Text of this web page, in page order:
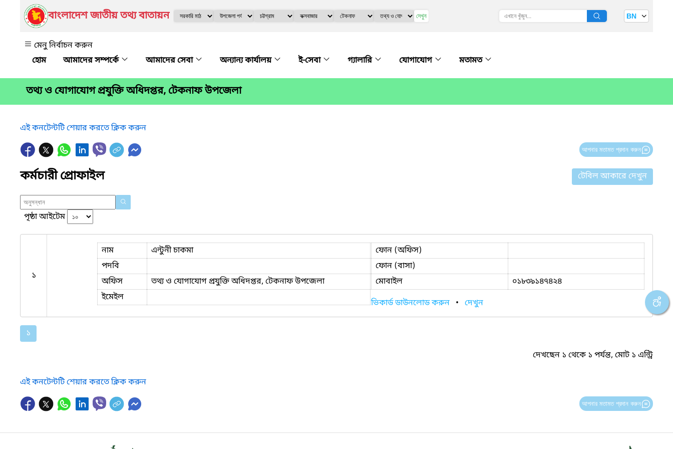
বাংলাদেশ জাতীয় তথ্য বাতায়ন দেখুন BN
মেনু নির্বাচন করুন
আমাদের সম্পর্কে
আমাদের সেবা অন্যান্য কার্যালয় ই-সেবা গ্যালারি যোগাযোগ মতামত
তথ্য ও যোগাযোগ প্রযুক্তি অধিদপ্তর, টেকনাফ উপজেলা
এই কনটেন্টটি শেয়ার করতে ক্লিক করুন
আপনার মতামত প্রদান করুন
কর্মচারী প্রোফাইল টেবিল আকারে দেখুন
পৃষ্ঠা আইটেম
১
নাম
এন্টুনী চাকমা
পদবি
অফিস
তথ্য ও যোগাযোগ প্রযুক্তি অধিদপ্তর, টেকনাফ উপজেলা
ইমেইল
ফোন (অফিস)
ফোন (বাসা)
মোবাইল
০১৮৩৯১৪৭৪২৪
ভিকার্ড ডাউনলোড করুন • দেখুন
১
দেখছেন ১ থেকে ১ পর্যন্ত, মোট ১ এন্ট্রি
এই কনটেন্টটি শেয়ার করতে ক্লিক করুন
আপনার মতামত প্রদান করুন